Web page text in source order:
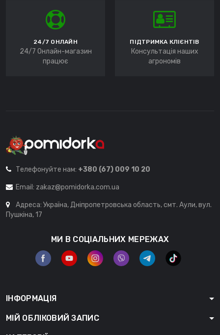
24/7 ОНЛАЙН
24/7 Онлайн-магазин
працює
ПІДТРИМКА КЛІЄНТІВ
Консультація наших
агрономів
Телефонуйте нам: +380 (67) 009 10 20
Email: zakaz@pomidorka.com.ua
Адреса: Україна, Дніпропетровська область, смт. Аули, вул.
Пушкіна, 17
МИ В СОЦІАЛЬНИХ МЕРЕЖАХ
ІНФОРМАЦІЯ
МІЙ ОБЛІКОВИЙ ЗАПИС